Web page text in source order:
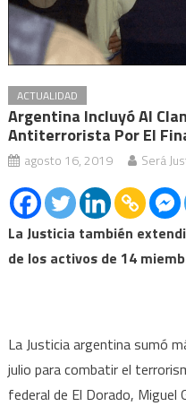
ACTUALIDAD
Argentina Incluyó Al
Antiterrorista Por El
agosto 16, 2019 Será
La Justicia también
de los activos de 14
La Justicia argentina sumó
julio para combatir el
federal de El Dorado,